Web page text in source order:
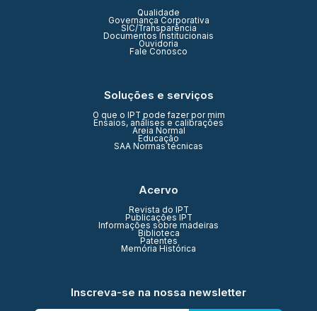
Qualidade
Governança Corporativa
SIC/Transparência
Documentos Institucionais
Ouvidoria
Fale Conosco
Soluções e serviços
O que o IPT pode fazer por mim
Ensaios, análises e calibrações
Areia Normal
Educação
SAA Normas técnicas
Acervo
Revista do IPT
Publicações IPT
Informações sobre madeiras
Biblioteca
Patentes
Memória Histórica
Inscreva-se na nossa newsletter